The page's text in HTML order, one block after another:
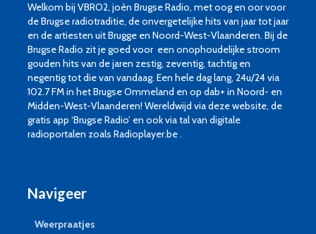
Welkom bij VBRO2, joèn Brugse Radio, met oog en oor voor
de Brugse radiotraditie, de onvergetelijke hits van jaar tot jaar
en de artiesten uit Brugge en Noord-West-Vlaanderen. Bij de
Brugse Radio zit je goed voor een onophoudelijke stroom
gouden hits van de jaren zestig, zeventig, tachtig en
negentig tot die van vandaag. Een hele dag lang, 24u/24 via
102.7 FM in het Brugse Ommeland en op dab+ in Noord- en
Midden-West-Vlaanderen! Wereldwijd via deze website, de
gratis app ‘Brugse Radio’ en ook via tal van digitale
radioportalen zoals Radioplayer.be .
Navigeer
Weerpraatjes